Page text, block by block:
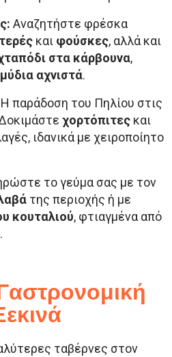
Αναζητήστε φρέσκα
και φούσκες, αλλά και
στα κάρβουνα,
μύδια αχνιστά.
Η παράδοση του Πηλίου στις
χορτόπιτες και
ιδανικά με χειροποίητο
το γεύμα σας με τον
της περιοχής ή με
κουταλιού, φτιαγμένα από
ταβέρνες στον